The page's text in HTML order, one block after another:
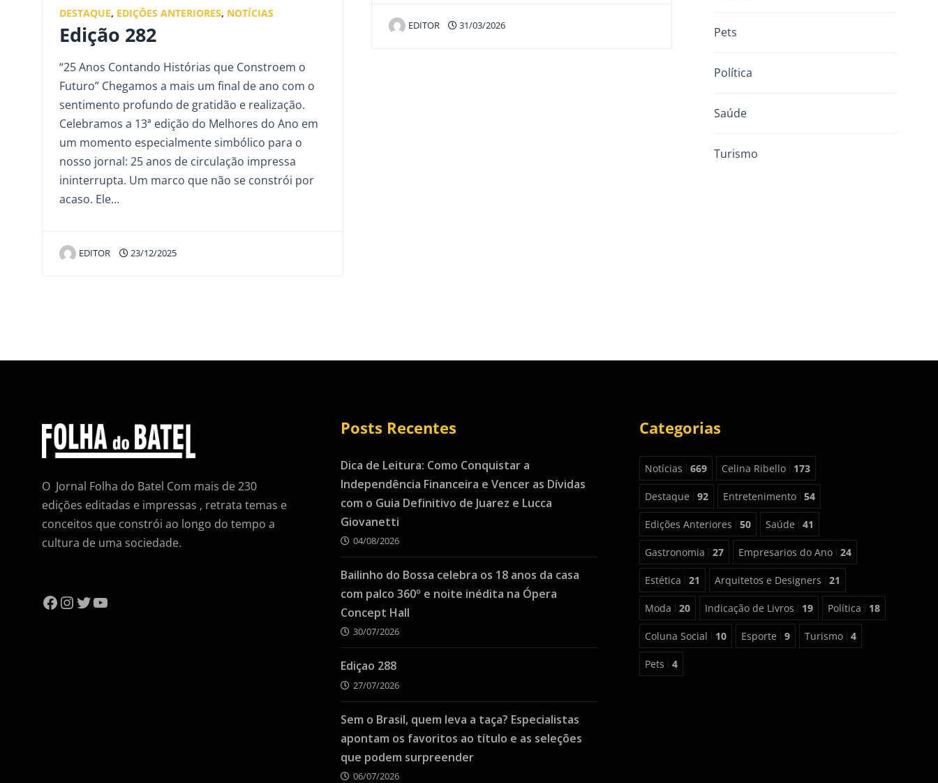
DESTAQUE, EDIÇÕES ANTERIORES, NOTÍCIAS
Edição 282
“25 Anos Contando Histórias que Constroem o
Futuro” Chegamos a mais um final de ano com o
sentimento profundo de gratidão e realização.
Celebramos a 13ª edição do Melhores do Ano em
um momento especialmente simbólico para o
nosso jornal: 25 anos de circulação impressa
ininterrupta. Um marco que não se constrói por
acaso. Ele…
EDITOR 23/12/2025
EDITOR 31/03/2026 Pets
Política
Saúde
Turismo
O Jornal Folha do Batel Com mais de 230
edições editadas e impressas , retrata temas e
conceitos que constrói ao longo do tempo a
cultura de uma sociedade.
Facebook
Instagram
Twitter
YouTube
Posts Recentes
Dica de Leitura: Como Conquistar a
Independência Financeira e Vencer as Dívidas
com o Guia Definitivo de Juarez e Lucca
Giovanetti
04/08/2026
Bailinho do Bossa celebra os 18 anos da casa
com palco 360º e noite inédita na Ópera
Concept Hall
30/07/2026
Ediçao 288
27/07/2026
Sem o Brasil, quem leva a taça? Especialistas
apontam os favoritos ao título e as seleções
que podem surpreender
06/07/2026
Categorias
Notícias 669 Celina Ribello 173
Destaque 92 Entretenimento 54
Edições Anteriores 50 Saúde 41
Gastronomia 27 Empresarios do Ano 24
Estética 21 Arquitetos e Designers 21
Moda 20 Indicação de Livros 19 Política 18
Coluna Social 10 Esporte 9 Turismo 4
Pets 4